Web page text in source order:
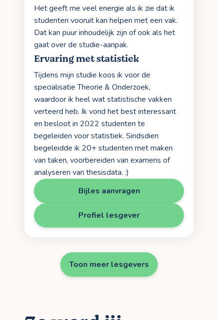
Het geeft me veel energie als ik zie dat ik
studenten vooruit kan helpen met een vak.
Dat kan puur inhoudelijk zijn of ook als het
gaat over de studie-aanpak.
Ervaring met statistiek
Tijdens mijn studie koos ik voor de
specialisatie Theorie & Onderzoek,
waardoor ik heel wat statistische vakken
verteerd heb. Ik vond het best interessant
en besloot in 2022 studenten te
begeleiden voor statistiek. Sindsdien
begeleidde ik 20+ studenten met maken
van taken, voorbereiden van examens of
analyseren van thesisdata. :)
Bijles aanvragen
Profiel lesgever
Toon meer lesgevers